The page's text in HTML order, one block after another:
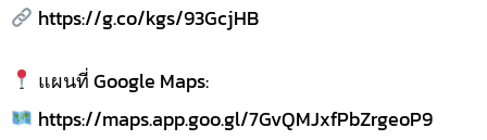
https://g.co/kgs/93GcjHB
แผนที่ Google Maps:
https://maps.app.goo.gl/7GvQMJxfPbZrgeoP9